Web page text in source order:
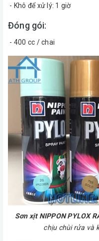
- Khô để xử lý: 1 giờ
Đóng gói:
- 400 cc / chai
Sơn xịt NIPPON PYLOX
chịu chùi rửa và